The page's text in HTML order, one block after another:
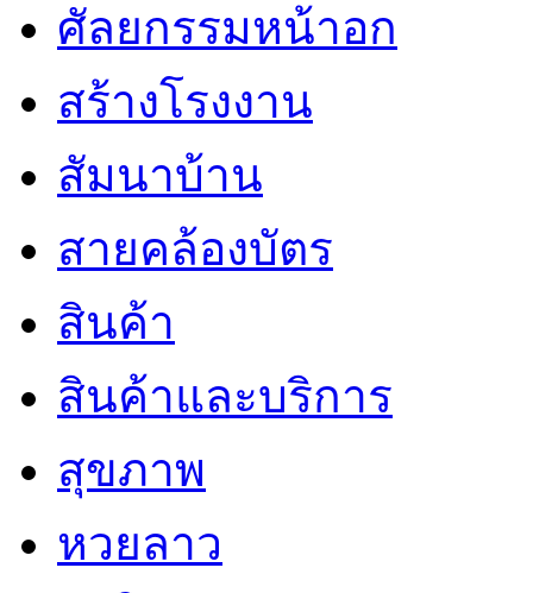
ศัลยกรรมหน้าอก
สร้างโรงงาน
สัมนาบ้าน
สายคล้องบัตร
สินค้า
สินค้าและบริการ
สุขภาพ
หวยลาว